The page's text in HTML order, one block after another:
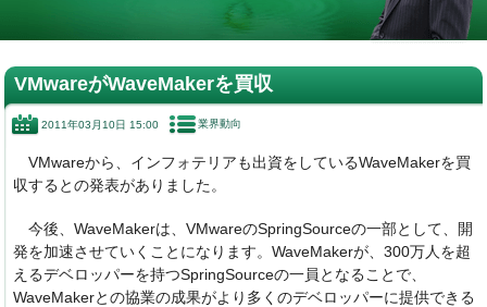
VMwareがWaveMakerを買収
2011年03月10日 15:00 業界動向
VMwareから、インフォテリアも出資をしているWaveMakerを買
収するとの発表がありました。
今後、WaveMakerは、VMwareのSpringSourceの一部として、開
発を加速させていくことになります。WaveMakerが、300万人を超
えるデベロッパーを持つSpringSourceの一員となることで、
WaveMakerとの協業の成果がより多くのデベロッパーに提供できる